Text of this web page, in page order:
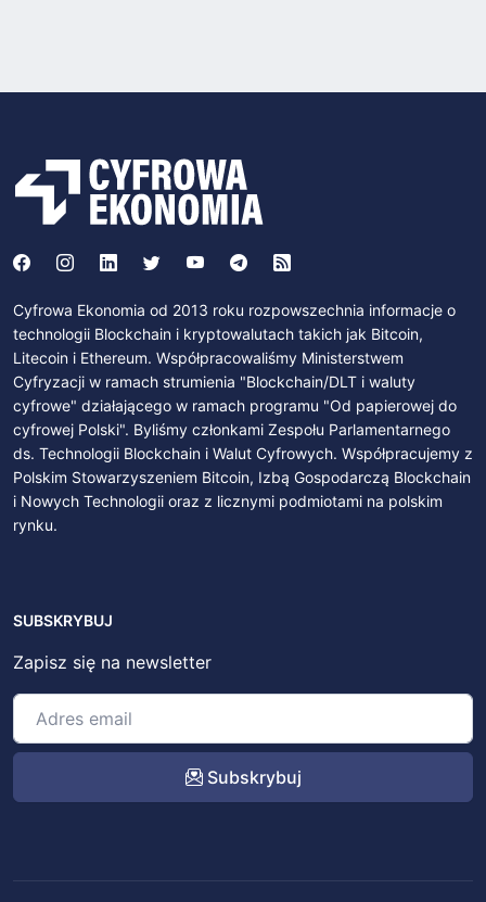
Cyfrowa Ekonomia od 2013 roku rozpowszechnia informacje o
technologii Blockchain i kryptowalutach takich jak Bitcoin,
Litecoin i Ethereum. Współpracowaliśmy Ministerstwem
Cyfryzacji w ramach strumienia "Blockchain/DLT i waluty
cyfrowe" działającego w ramach programu "Od papierowej do
cyfrowej Polski". Byliśmy członkami Zespołu Parlamentarnego
ds. Technologii Blockchain i Walut Cyfrowych. Współpracujemy z
Polskim Stowarzyszeniem Bitcoin, Izbą Gospodarczą Blockchain
i Nowych Technologii oraz z licznymi podmiotami na polskim
rynku.
SUBSKRYBUJ
Zapisz się na newsletter
Subskrybuj